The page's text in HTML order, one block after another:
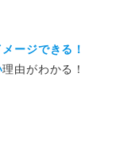
ージできる！
理由がわかる！